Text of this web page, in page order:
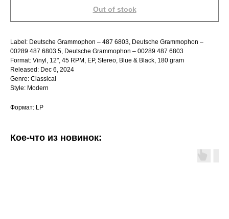
Out of stock
Label: Deutsche Grammophon – 487 6803, Deutsche Grammophon –
00289 487 6803 5, Deutsche Grammophon – 00289 487 6803
Format: Vinyl, 12", 45 RPM, EP, Stereo, Blue & Black, 180 gram
Released: Dec 6, 2024
Genre: Classical
Style: Modern
Формат: LP
Кое-что из новинок: